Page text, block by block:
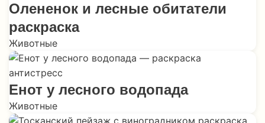
Олененок и лесные обитатели
раскраска
Животные
Енот у лесного водопада
Животные